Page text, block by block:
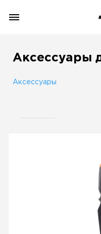
Аксессуары
Аксессуары